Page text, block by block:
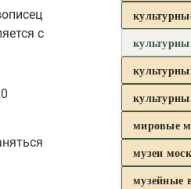
с
мировые
музеи
музейные